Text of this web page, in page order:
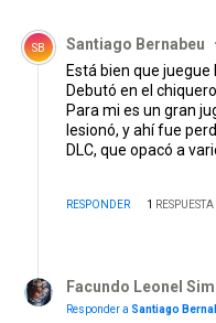
Comentario de Santiago
SB Santiago Bernabeu
Está bien que
Debutó en el
Para mi es un gran
lesionó, y ahí fue
DLC, que opacó a
servirá para que no
dt Inzúa que tanto lo
equipo. Pero, en
EDITADO
RESPONDER 1 RESPUESTA
Facundo Leonel
Responder a Santiago